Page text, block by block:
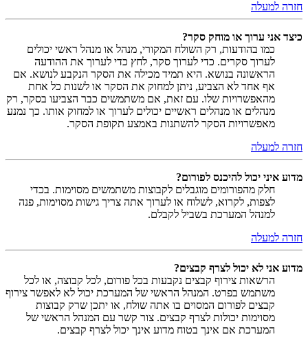
חזרה למעלה
כיצד אני ערוך או מוחק סקר?
כמו בהודעות, רק השולח המקורי, מנהל או מנהל ראשי יכולים
לערוך סקרים. כדי לערוך סקר, לחץ כדי לערוך את ההודעה
הראשונה בנושא. היא תמיד מכילה את הסקר הנקבע לנושא. אם
אף אחד לא הצביע, ניתן למחוק את הסקר או לשנות כל אחת
מהאפשרויות שלו. עם זאת, אם משתמשים כבר הצביעו בסקר, רק
מנהלים או מנהלים ראשיים יכולים לערוך או למחוק אותו. כך נמנע
מאפשרויות הסקר להשתנות באמצע תקופת הסקר.
חזרה למעלה
מדוע איני יכול להיכנס לפורום?
חלק מהפורומים מוגבלים לקבוצות משתמשים מסוימות. בכדי
לצפות, לקרוא, לשלוח או לערוך אתה צריך גישות מסוימות, פנה
למנהל המערכת בשביל לקבלם.
חזרה למעלה
מדוע אני לא יכול לצרף קבצים?
הרשאות צירוף קבצים נקבעות בכל פורום, לכל קבוצה, או לכל
משתמש בפרט. המנהל הראשי של המערכת יכול לא לאפשר צירוף
קבצים לפורום המסוים בו אתה שולח, או יתכן שרק קבוצות
מסוימות יכולות לצרף קבצים. צור קשר עם המנהל הראשי של
המערכת אם אינך בטוח מדוע אינך יכול לצרף קבצים.